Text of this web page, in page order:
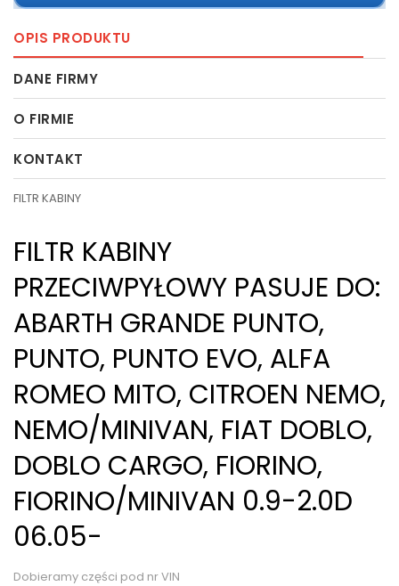
OPIS PRODUKTU
DANE FIRMY
O FIRMIE
KONTAKT
FILTR KABINY
FILTR KABINY
PRZECIWPYŁOWY PASUJE DO:
ABARTH GRANDE PUNTO,
PUNTO, PUNTO EVO, ALFA
ROMEO MITO, CITROEN NEMO,
NEMO/MINIVAN, FIAT DOBLO,
DOBLO CARGO, FIORINO,
FIORINO/MINIVAN 0.9-2.0D
06.05-
Dobieramy części pod nr VIN